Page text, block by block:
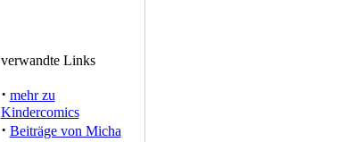
verwandte Links
· mehr zu
Kindercomics
· Beiträge von Micha